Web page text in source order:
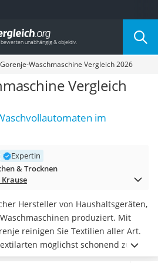
Kategorie
Gorenje-Waschmaschine Vergleich 2026
Vergleich
im
Expertin
& Trocknen
Hersteller von Haushaltsgeräten,
produziert. Mit
reinigen Sie Textilien aller Art.
möglichst schonend zu
eine hohe Programmvielfalt